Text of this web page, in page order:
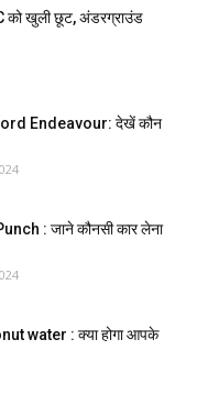
को खुली छूट, अंडरग्राउंड
Endeavour: देखें कौन
: जाने कौनसी कार लेना
water : क्या होगा आपके